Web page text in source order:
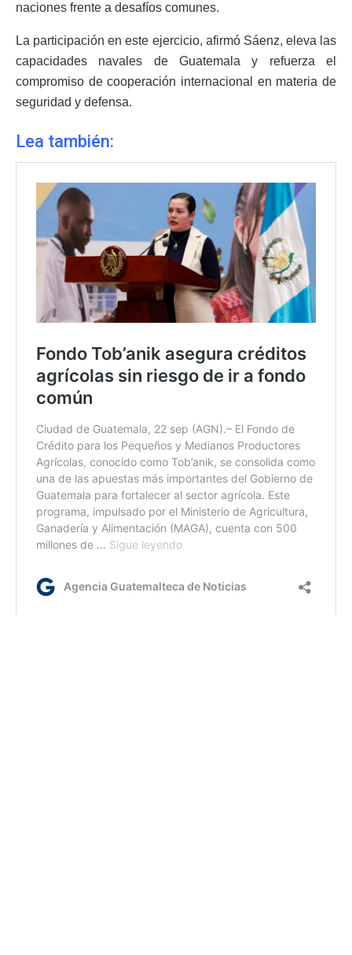
naciones frente a desafíos comunes.
La participación en este ejercicio, afirmó Sáenz, eleva las
capacidades navales de Guatemala y refuerza el
compromiso de cooperación internacional en materia de
seguridad y defensa.
Lea también: